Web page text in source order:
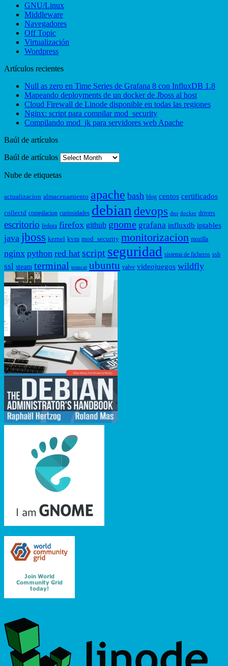
GNU/Linux
Middleware
Navegadores
Off Topic
Virtualización
Wordpress
Artículos recientes
Null as zero en Time Series de Grafana 8 con InfluxDB 1.8
Mapeando deployments de un docker de Jboss al host
Cloud Firewall de Linode disponible en todas las regiones
Nginx: script para compilar mod_security
Compilando mod_jk para servidores web Apache
Baúl de artículos
Baúl de artículos
Nube de etiquetas
actualizacion almacenamiento apache bash blog centos certificados
collectd compilacion curiosidades debian devops dns docker drivers
escritorio fedora firefox github gnome grafana influxdb iptables
java jboss kernel kvm mod_security monitorizacion mozilla
nginx python red hat script seguridad sistema de ficheros ssh
ssl steam terminal tomcat ubuntu valve videojuegos wildfly